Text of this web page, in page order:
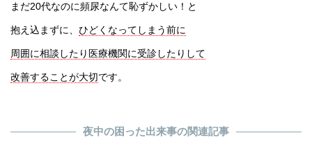
まだ20代なのに頻尿なんて恥ずかしい！と
抱え込まずに、 ひどくなってしまう前に
周囲に相談したり医療機関に受診したりして
改善することが大切です。
夜中の困った出来事の関連記事